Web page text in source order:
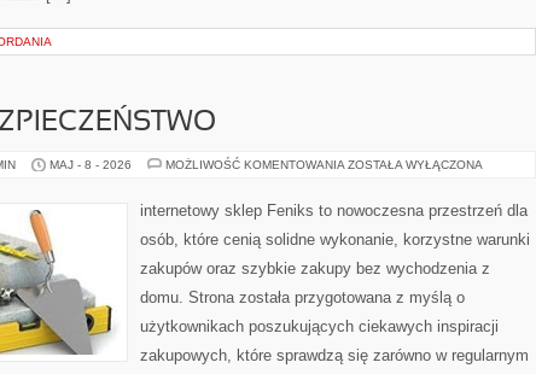
MAJ - 8 - 2026 MOŻLIWOŚĆ KOMENTOWANIA CYBERBEZPIECZEŃSTWO
ZOSTAŁA WYŁĄCZONA
internetowy sklep Feniks to nowoczesna przestrzeń dla
osób, które cenią solidne wykonanie, korzystne warunki
zakupów oraz szybkie zakupy bez wychodzenia z
domu. Strona została przygotowana z myślą o
użytkownikach poszukujących ciekawych inspiracji
zakupowych, które sprawdzą się zarówno w regularnym